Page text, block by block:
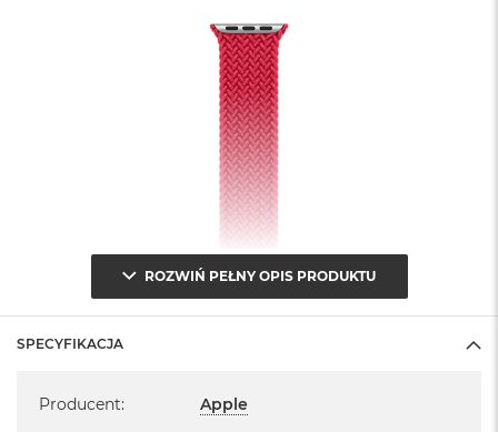
ROZWIŃ PEŁNY OPIS PRODUKTU
SPECYFIKACJA
Producent: Apple